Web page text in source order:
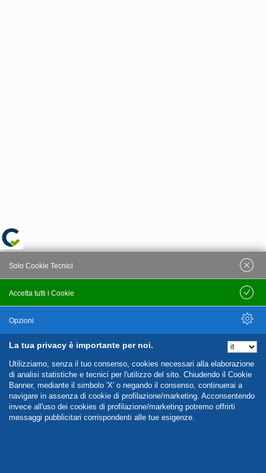
La tua privacy è importante per noi.
Utilizziamo, senza il tuo consenso, cookies necessari alla elaborazione
di analisi statistiche e tecnici per l'utilizzo del sito. Chiudendo il Cookie
Banner, mediante il simbolo 'X' o negando il consenso, continuerai a
navigare in assenza di cookie di profilazione/marketing. Acconsentendo
invece all'uso dei cookies di profilazione/marketing potremo offrirti
messaggi pubblicitari corrispondenti alle tue esigenze.
Accetta tutti i Cookie
Solo Cookie Tecnici
Salva
Opzioni
Nascondi Opzioni